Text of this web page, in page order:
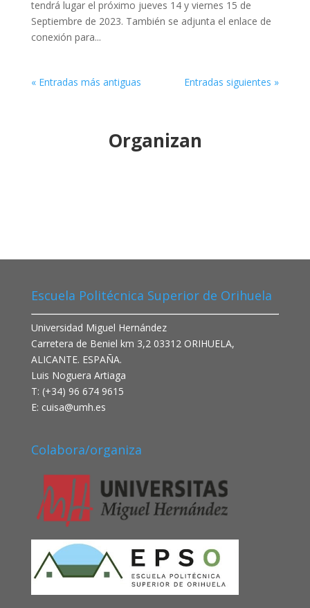
tendrá lugar el próximo jueves 14 y viernes 15 de
Septiembre de 2023. También se adjunta el enlace de
conexión para...
« Entradas más antiguas Entradas siguientes »
Organizan
Escuela Politécnica Superior de Orihuela
Universidad Miguel Hernández
Carretera de Beniel km 3,2 03312 ORIHUELA,
ALICANTE. ESPAÑA.
Luis Noguera Artiaga
T: (+34) 96 674 9615
E: cuisa@umh.es
Colabora/organiza